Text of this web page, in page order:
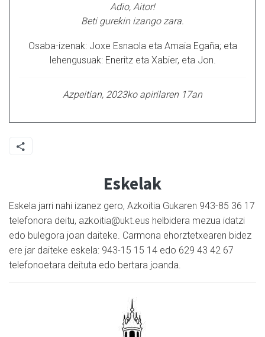
Adio, Aitor!
Beti gurekin izango zara.
Osaba-izenak: Joxe Esnaola eta Amaia Egaña; eta
lehengusuak: Eneritz eta Xabier, eta Jon.
Azpeitian, 2023ko apirilaren 17an
Eskelak
Eskela jarri nahi izanez gero, Azkoitia Gukaren 943-85 36 17
telefonora deitu, azkoitia@ukt.eus helbidera mezua idatzi
edo bulegora joan daiteke. Carmona ehorztetxearen bidez
ere jar daiteke eskela: 943-15 15 14 edo 629 43 42 67
telefonoetara deituta edo bertara joanda.